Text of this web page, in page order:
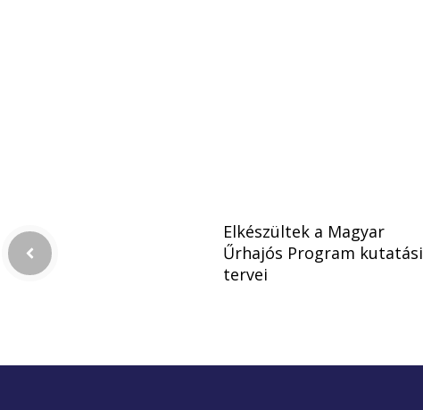
Elkészültek a Magyar
Űrhajós Program kutatási
tervei